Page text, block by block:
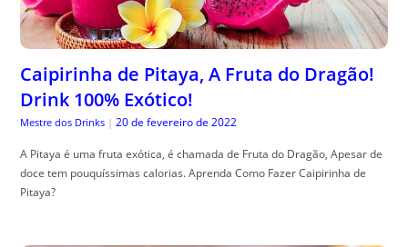
Caipirinha de Pitaya, A Fruta do Dragão!
Drink 100% Exótico!
Mestre dos Drinks | 20 de fevereiro de 2022
A Pitaya é uma fruta exótica, é chamada de Fruta do Dragão, Apesar de
doce tem pouquíssimas calorias. Aprenda Como Fazer Caipirinha de
Pitaya?